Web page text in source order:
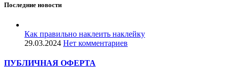
Последние новости
Как правильно наклеить наклейку
29.03.2024 Нет комментариев
ПУБЛИЧНАЯ ОФЕРТА